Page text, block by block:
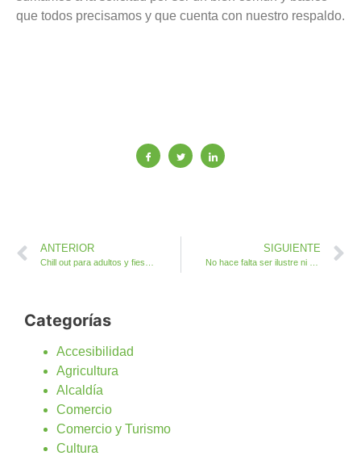
que todos precisamos y que cuenta con nuestro respaldo.
ANTERIOR SIGUIENTE
Categorías
Accesibilidad
Agricultura
Alcaldía
Comercio
Comercio y Turismo
Cultura